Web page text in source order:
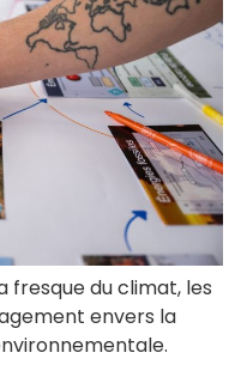
fresque du climat, les
envers la